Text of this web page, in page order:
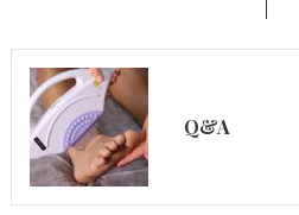
Q&A